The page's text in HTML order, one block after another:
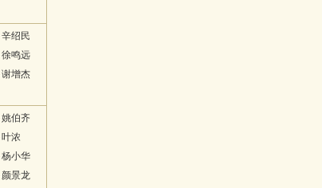
辛绍民
徐鸣远
谢增杰
姚伯齐
叶浓
杨小华
颜景龙